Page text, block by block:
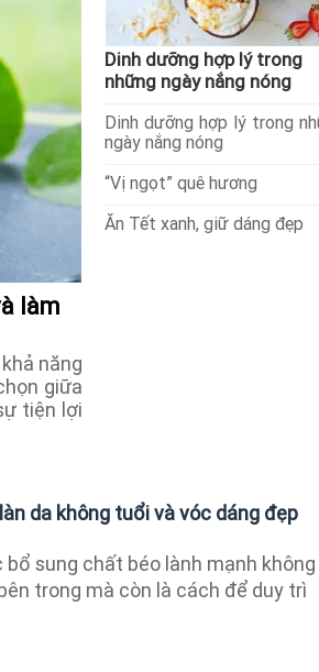
làm
năng
giữa
tiện lợi
Dinh dưỡng hợp lý trong
những ngày nắng nóng
Dinh dưỡng hợp lý trong
ngày nắng nóng
“Vị ngọt” quê hương
Ăn Tết xanh, giữ dáng đẹp
da không tuổi và vóc dáng đẹp
sung chất béo lành mạnh không
trong mà còn là cách để duy trì